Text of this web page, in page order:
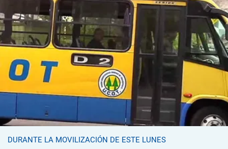
DURANTE LA MOVILIZACIÓN DE ESTE LUNES